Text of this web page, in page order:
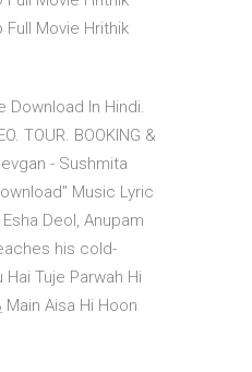
Download In Hindi.
TOUR. BOOKING &
- Sushmita
Music Lyric
Deol, Anupam
his cold-